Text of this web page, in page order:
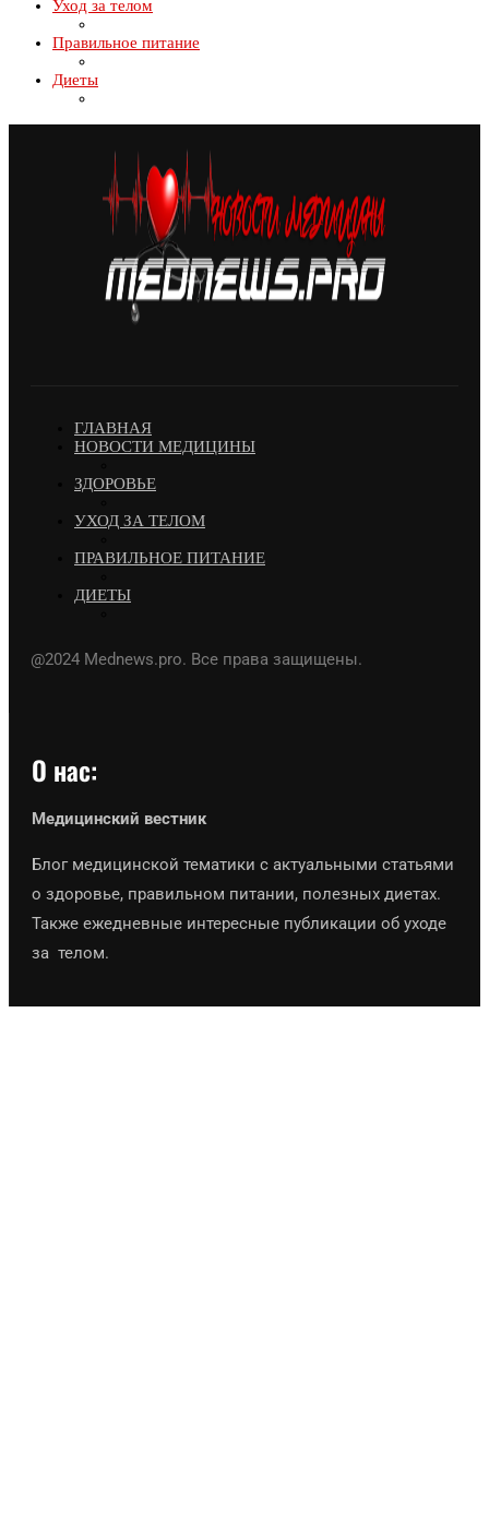
Уход за телом
Правильное питание
Диеты
ГЛАВНАЯ
НОВОСТИ МЕДИЦИНЫ
ЗДОРОВЬЕ
УХОД ЗА ТЕЛОМ
ПРАВИЛЬНОЕ ПИТАНИЕ
ДИЕТЫ
@2024 Mednews.pro. Все права защищены.
О нас:
Медицинский вестник
Блог медицинской тематики с актуальными статьями
о здоровье, правильном питании, полезных диетах.
Также ежедневные интересные публикации об уходе
за телом.